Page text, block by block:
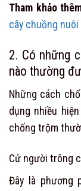
Tham khảo
cây chuồng nuôi
2. Có những
nào thường
Những cách
dụng nhiều
chống trộm
Cử người trông
Đây là phương